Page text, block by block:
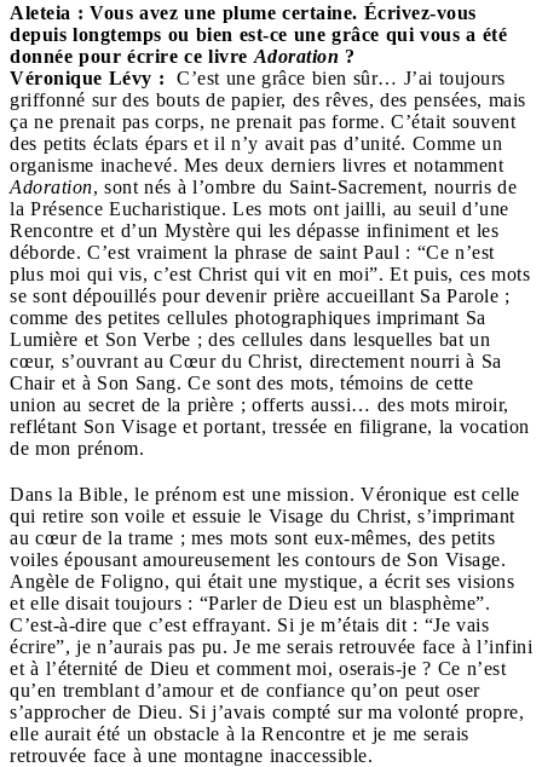
Aleteia : Vous avez une plume certaine. Écrivez-vous
depuis longtemps ou bien est-ce une grâce qui vous a été
donnée pour écrire ce livre Adoration ?
Véronique Lévy :
C’est une grâce bien sûr… J’ai toujours
griffonné sur des bouts de papier, des rêves, des pensées, mais
ça ne prenait pas corps, ne prenait pas forme. C’était souvent
des petits éclats épars et il n’y avait pas d’unité. Comme un
organisme inachevé. Mes deux derniers livres et notamment
Adoration, sont nés à l’ombre du Saint-Sacrement, nourris de
la Présence Eucharistique. Les mots ont jailli, au seuil d’une
Rencontre et d’un Mystère qui les dépasse infiniment et les
déborde. C’est vraiment la phrase de saint Paul : “Ce n’est
plus moi qui vis, c’est Christ qui vit en moi”. Et puis, ces mots
se sont dépouillés pour devenir prière accueillant Sa Parole ;
comme des petites cellules photographiques imprimant Sa
Lumière et Son Verbe ; des cellules dans lesquelles bat un
cœur, s’ouvrant au Cœur du Christ, directement nourri à Sa
Chair et à Son Sang. Ce sont des mots, témoins de cette
union au secret de la prière ; offerts aussi… des mots miroir,
reflétant Son Visage et portant, tressée en filigrane, la vocation
de mon prénom.
Dans la Bible, le prénom est une mission. Véronique est celle
qui retire son voile et essuie le Visage du Christ, s’imprimant
au cœur de la trame ; mes mots sont eux-mêmes, des petits
voiles épousant amoureusement les contours de Son Visage.
Angèle de Foligno, qui était une mystique, a écrit ses visions
et elle disait toujours : “Parler de Dieu est un blasphème”.
C’est-à-dire que c’est effrayant. Si je m’étais dit : “Je vais
écrire”, je n’aurais pas pu. Je me serais retrouvée face à l’infini
et à l’éternité de Dieu et comment moi, oserais-je ? Ce n’est
qu’en tremblant d’amour et de confiance qu’on peut oser
s’approcher de Dieu. Si j’avais compté sur ma volonté propre,
elle aurait été un obstacle à la Rencontre et je me serais
retrouvée face à une montagne inaccessible.